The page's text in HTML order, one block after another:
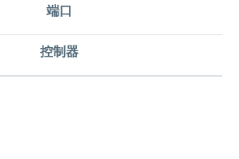
端口
控制器